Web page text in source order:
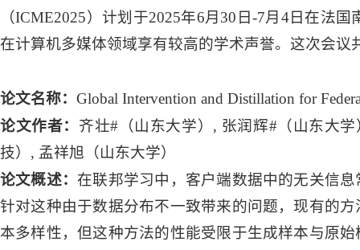
（ICME2025）计划于2025年6月30日-7月4日在法
在计算机多媒体领域享有较高的学术声誉。这次会
论文名称： Global Intervention and Distillation for
论文作者： 齐壮#（山东大学）, 张润辉#（山东大
技）, 孟祥旭（山东大学）
论文概述：在联邦学习中，客户端数据中的无关信
针对这种由于数据分布不一致带来的问题，现有的
本多样性，但这种方法的性能受限于生成样本与原